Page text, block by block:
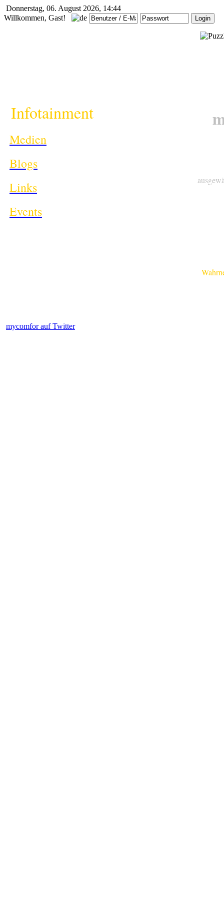
Donnerstag, 06. August 2026, 14:44
Willkommen, Gast!
Infotainment
Medien
Blogs
Links
Events
mycomfor auf Twitter